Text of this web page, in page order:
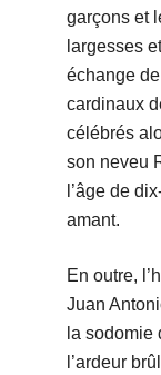
garçons et
largesses
échange
cardinaux
célébrés
son neveu
l’âge de
amant.
En outre,
Juan
la sodomie
l’ardeur